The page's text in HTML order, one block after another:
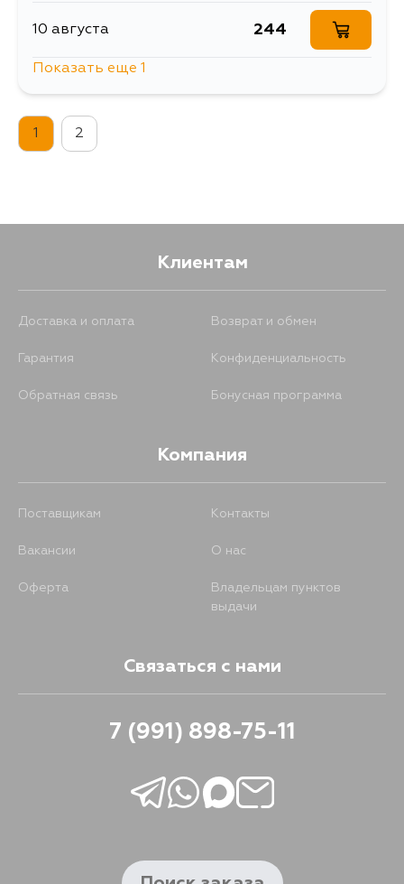
10 августа 244
Показать еще 1
1 2
Клиентам
Доставка и оплата Возврат и обмен
Гарантия Конфиденциальность
Обратная связь Бонусная программа
Компания
Поставщикам Контакты
Вакансии О нас
Оферта
Владельцам пунктов
выдачи
Связаться с нами
7 (991) 898-75-11